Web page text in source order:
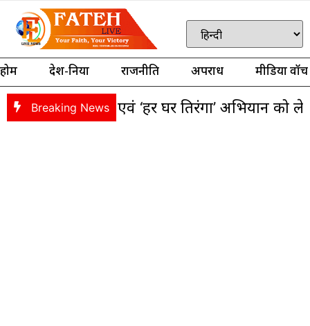
होम देश-दुनिया राजनीति अपराध मीडिया वॉच
Breaking News
यात्रा एवं ‘हर घर तिरंगा’ अभियान को लेकर भाजपा